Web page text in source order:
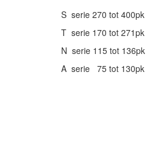
S serie 270 tot 400pk
T serie 170 tot 271pk
N serie 115 tot 136pk
A serie 75 tot 130pk